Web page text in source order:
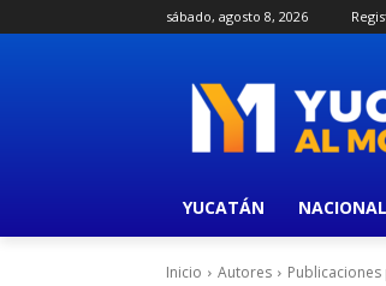
sábado, agosto 8, 2026
YUCATÁN NACIONAL
Inicio Autores